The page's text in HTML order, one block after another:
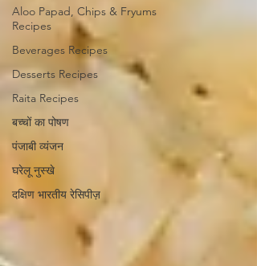
Aloo Papad, Chips & Fryums
Recipes
Beverages Recipes
Desserts Recipes
Raita Recipes
बच्चों का पोषण
पंजाबी व्यंजन
घरेलू नुस्खे
दक्षिण भारतीय रेसिपीज़